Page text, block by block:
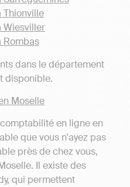
Thionville
Wiesviller
Rombas
dans le département
disponible.
Moselle
en ligne en
que vous n'ayez pas
près de chez vous,
Il existe des
qui permettent